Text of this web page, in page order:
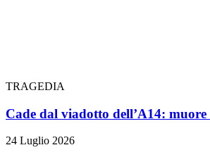
TRAGEDIA
Cade dal viadotto dell’A14: muore
24 Luglio 2026